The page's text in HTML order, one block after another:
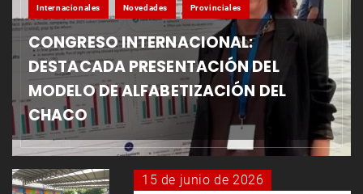
Internacionales Novedades Provinciales
CONGRESO INTERNACIONAL:
DESTACADA PRESENTACIÓN DEL
MODELO DE ALFABETIZACIÓN DEL
CHACO
15 de junio de 2026